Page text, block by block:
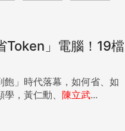
Token」電腦！19檔
」時代落幕，如何省、如
，黃仁勳、 陳立武...